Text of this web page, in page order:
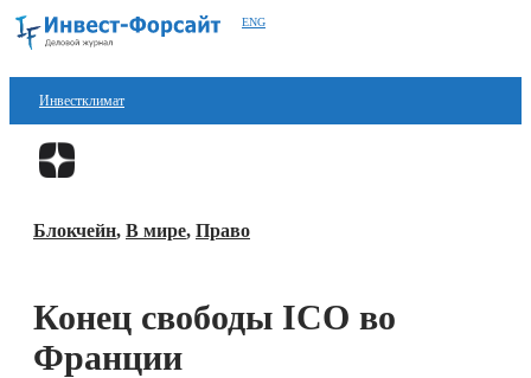
ENG
Инвестклимат
Финансы
Блокчейн
Блокчейн, В мире, Право
Конец свободы ICO во
Франции